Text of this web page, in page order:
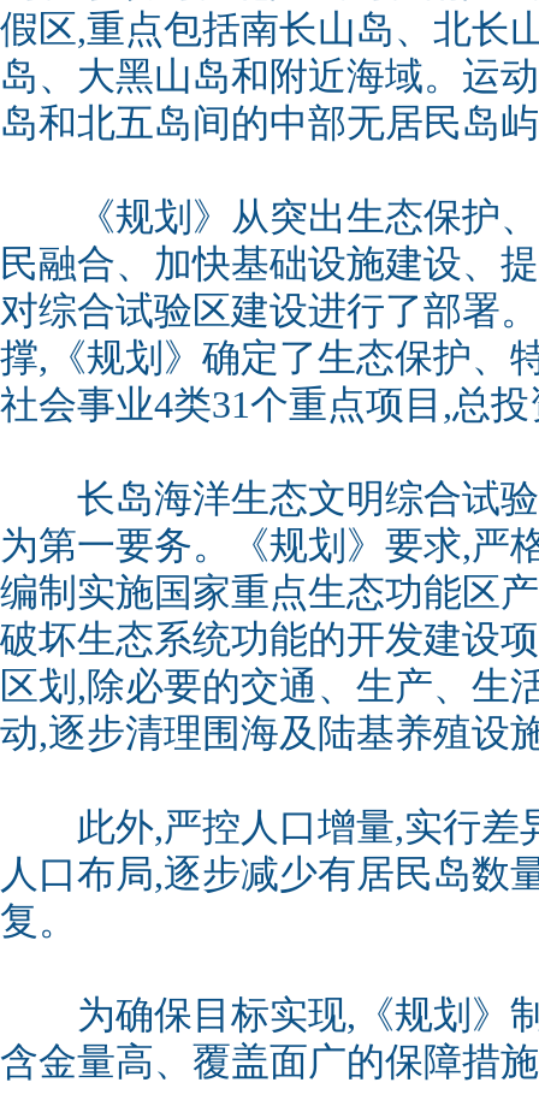
假区,重点包括南长山岛、北长
岛、大黑山岛和附近海域。运
岛和北五岛间的中部无居民岛
《规划》从突出生态保护、
民融合、加快基础设施建设、
对综合试验区建设进行了部署
撑,《规划》确定了生态保护、
社会事业4类31个重点项目,总
长岛海洋生态文明综合试验
为第一要务。《规划》要求,严
编制实施国家重点生态功能区
破坏生态系统功能的开发建设
区划,除必要的交通、生产、生
动,逐步清理围海及陆基养殖设
此外,严控人口增量,实行差
人口布局,逐步减少有居民岛数
复。
为确保目标实现,《规划》
含金量高、覆盖面广的保障措